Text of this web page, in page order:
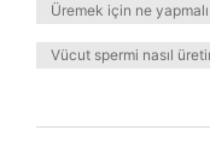
Üremek için ne yapmalı
Vücut spermi nasıl